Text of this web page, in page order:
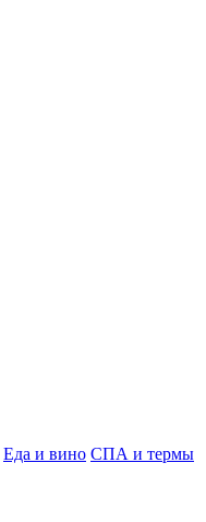
Еда и вино СПА и термы